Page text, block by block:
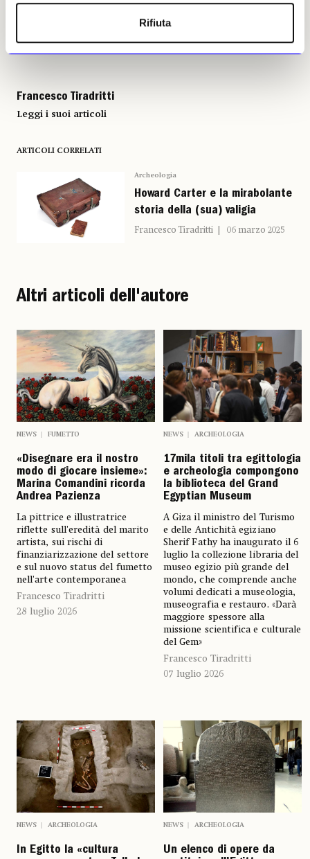
Rifiuta
Francesco Tiradritti
Leggi i suoi articoli
ARTICOLI CORRELATI
Archeologia
Howard Carter e la mirabolante
storia della (sua) valigia
Francesco Tiradritti 06 marzo 2025
Altri articoli dell'autore
NEWS FUMETTO
«Disegnare era il nostro
modo di giocare insieme»:
Marina Comandini ricorda
Andrea Pazienza
La pittrice e illustratrice
riflette sull'eredità del marito
artista, sui rischi di
finanziarizzazione del settore
e sul nuovo status del fumetto
nell'arte contemporanea
Francesco Tiradritti
28 luglio 2026
NEWS ARCHEOLOGIA
17mila titoli tra egittologia
e archeologia compongono
la biblioteca del Grand
Egyptian Museum
A Giza il ministro del Turismo
e delle Antichità egiziano
Sherif Fathy ha inaugurato il 6
luglio la collezione libraria del
museo egizio più grande del
mondo, che comprende anche
volumi dedicati a museologia,
museografia e restauro. «Darà
maggiore spessore alla
missione scientifica e culturale
del Gem»
Francesco Tiradritti
07 luglio 2026
NEWS ARCHEOLOGIA
In Egitto la «cultura
NEWS ARCHEOLOGIA
Un elenco di opere da